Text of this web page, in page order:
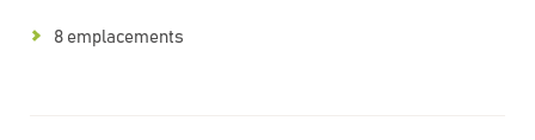
8 emplacements